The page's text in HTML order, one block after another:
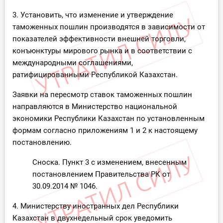
3. Установить, что изменение и утверждение
таможенных пошлин производятся в зависимости от
показателей эффективности внешней торговли,
конъюнктуры мирового рынка и в соответствии с
международными соглашениями,
ратифицированными Республикой Казахстан.
Заявки на пересмотр ставок таможенных пошлин
направляются в Министерство национальной
экономики Республики Казахстан по установленным
формам согласно приложениям 1 и 2 к настоящему
постановлению.
Сноска. Пункт 3 с изменением, внесенным
постановлением Правительства РК от
30.09.2014 № 1046.
4. Министерству иностранных дел Республики
Казахстан в двухнедельный срок уведомить